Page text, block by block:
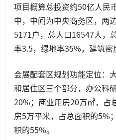
项目概算总投资约50亿人民
中，中间为中央商务区，两
5171户，总人口16547人，
率3.5，绿地率35%，建筑密
会展配套区规划功能定位：
和居住区三个部分，办公科
20%；商业用房20万㎡，占
房5万平米，占总面积的5%
积的55%。